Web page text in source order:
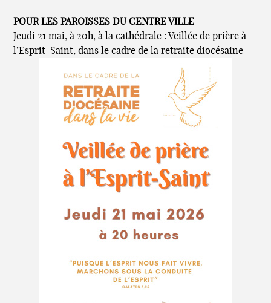
POUR LES PAROISSES DU CENTRE VILLE
Jeudi 21 mai, à 20h, à la cathédrale : Veillée de prière à
l’Esprit-Saint, dans le cadre de la retraite diocésaine